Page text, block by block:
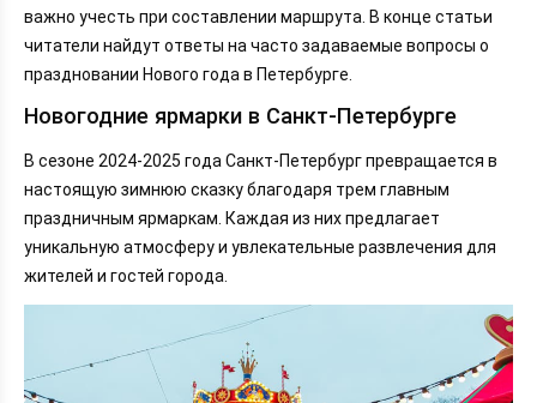
важно учесть при составлении маршрута. В конце статьи
читатели найдут ответы на часто задаваемые вопросы о
праздновании Нового года в Петербурге.
Новогодние ярмарки в Санкт-Петербурге
В сезоне 2024-2025 года Санкт-Петербург превращается в
настоящую зимнюю сказку благодаря трем главным
праздничным ярмаркам. Каждая из них предлагает
уникальную атмосферу и увлекательные развлечения для
жителей и гостей города.